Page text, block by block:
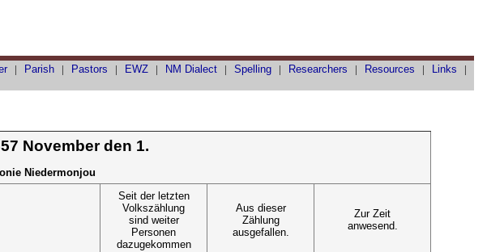
| Parish| Pastors | EWZ| NM Dialect| Spelling| Researchers | Resources | Links |
November den 1.
Niedermonjou
Seit der letzten
Volkszählung
sind weiter
Personen
dazugekommen
Aus dieser
Zählung
ausgefallen.
Zur Zeit
anwesend.